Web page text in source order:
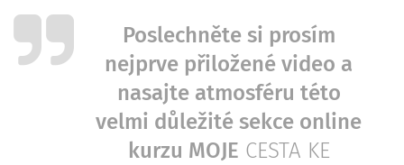
Poslechněte si prosím
nejprve přiložené video a
nasajte atmosféru této
velmi důležité sekce online
kurzu MOJE CESTA KE